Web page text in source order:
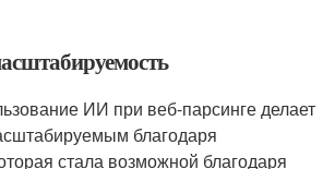
ИИ при веб-парсинге делает
благодаря
стала возможной благодаря